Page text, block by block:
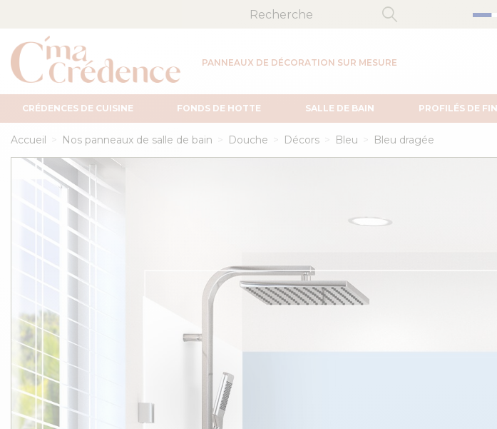
PANNEAUX DE DÉCORATION SUR MESURE
CRÉDENCES DE CUISINE FONDS DE HOTTE SALLE DE BAIN PROFILÉS DE
Accueil Nos panneaux de salle de bain Douche Décors Bleu Bleu dragée